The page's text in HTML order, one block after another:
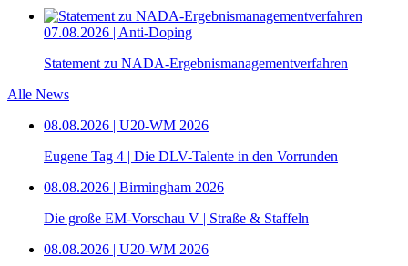
07.08.2026 | Anti-Doping
Statement zu NADA-Ergebnismanagementverfahren
Alle News
08.08.2026 | U20-WM 2026
Eugene Tag 4 | Die DLV-Talente in den Vorrunden
08.08.2026 | Birmingham 2026
Die große EM-Vorschau V | Straße & Staffeln
08.08.2026 | U20-WM 2026